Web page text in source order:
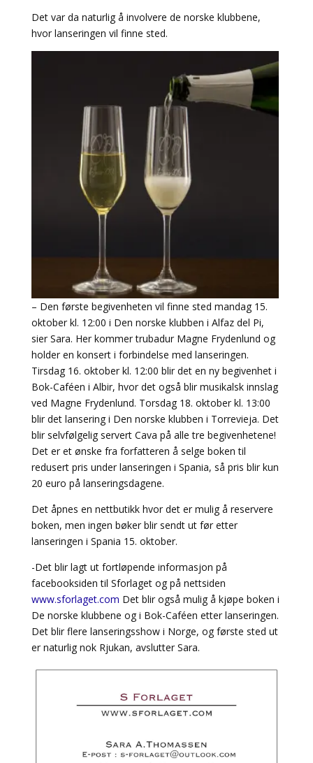
Det var da naturlig å involvere de norske klubbene,
hvor lanseringen vil finne sted.
– Den første begivenheten vil finne sted mandag 15.
oktober kl. 12:00 i Den norske klubben i Alfaz del Pi,
sier Sara. Her kommer trubadur Magne Frydenlund og
holder en konsert i forbindelse med lanseringen.
Tirsdag 16. oktober kl. 12:00 blir det en ny begivenhet i
Bok-Caféen i Albir, hvor det også blir musikalsk innslag
ved Magne Frydenlund. Torsdag 18. oktober kl. 13:00
blir det lansering i Den norske klubben i Torrevieja. Det
blir selvfølgelig servert Cava på alle tre begivenhetene!
Det er et ønske fra forfatteren å selge boken til
redusert pris under lanseringen i Spania, så pris blir kun
20 euro på lanseringsdagene.
Det åpnes en nettbutikk hvor det er mulig å reservere
boken, men ingen bøker blir sendt ut før etter
lanseringen i Spania 15. oktober.
-Det blir lagt ut fortløpende informasjon på
facebooksiden til Sforlaget og på nettsiden
www.sforlaget.com Det blir også mulig å kjøpe boken i
De norske klubbene og i Bok-Caféen etter lanseringen.
Det blir flere lanseringsshow i Norge, og første sted ut
er naturlig nok Rjukan, avslutter Sara.